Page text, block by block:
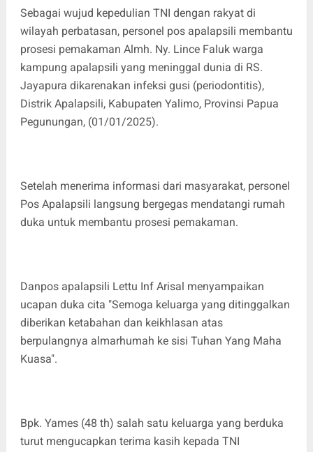
Sebagai wujud kepedulian TNI dengan rakyat di
wilayah perbatasan, personel pos apalapsili membantu
prosesi pemakaman Almh. Ny. Lince Faluk warga
kampung apalapsili yang meninggal dunia di RS.
Jayapura dikarenakan infeksi gusi (periodontitis),
Distrik Apalapsili, Kabupaten Yalimo, Provinsi Papua
Pegunungan, (01/01/2025).
Setelah menerima informasi dari masyarakat, personel
Pos Apalapsili langsung bergegas mendatangi rumah
duka untuk membantu prosesi pemakaman.
Danpos apalapsili Lettu Inf Arisal menyampaikan
ucapan duka cita "Semoga keluarga yang ditinggalkan
diberikan ketabahan dan keikhlasan atas
berpulangnya almarhumah ke sisi Tuhan Yang Maha
Kuasa".
Bpk. Yames (48 th) salah satu keluarga yang berduka
turut mengucapkan terima kasih kepada TNI